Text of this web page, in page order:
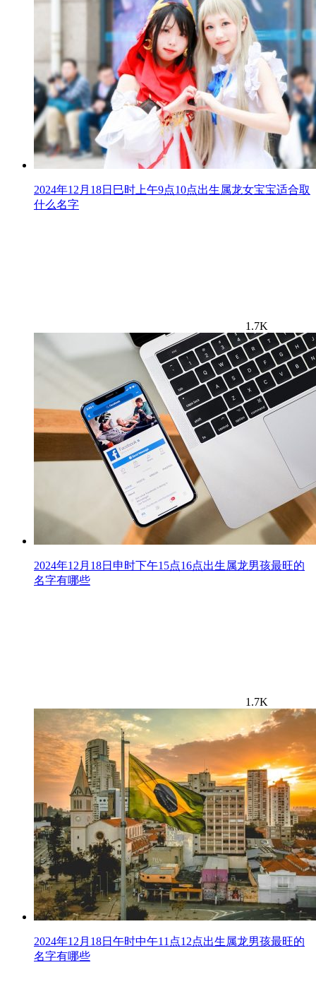
2024年12月18日巳时上午9点10点出生属龙女宝宝适合取
什么名字
1.7K
2024年12月18日申时下午15点16点出生属龙男孩最旺的
名字有哪些
1.7K
2024年12月18日午时中午11点12点出生属龙男孩最旺的
名字有哪些